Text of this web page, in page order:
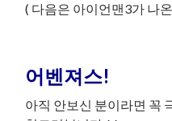
( 다음은 아이언맨3가 나
어벤져스!
아직 안보신 분이라면 꼭